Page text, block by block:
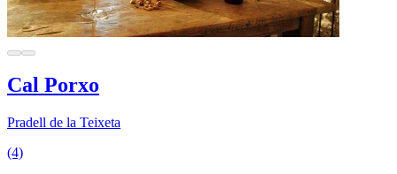
Cal Porxo
Pradell de la Teixeta
(4)